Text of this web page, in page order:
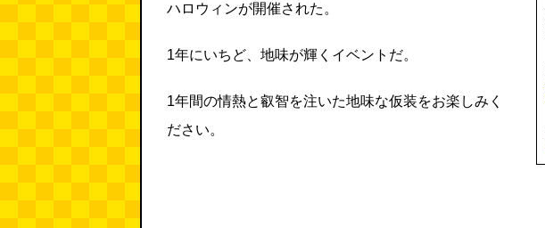
ハロウィンが開催された。
1年にいちど、地味が輝くイベントだ。
1年間の情熱と叡智を注いた地味な仮装をお楽しみく
ださい。